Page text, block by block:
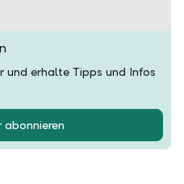
und erhalte Tipps und Infos